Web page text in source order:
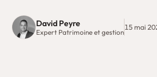
David Peyre
Expert Patrimoine et gestion
15 mai